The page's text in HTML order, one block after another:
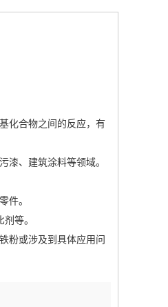
化合物之间的反应，有
、建筑涂料等领域。
件。
等。
粉或涉及到具体应用问